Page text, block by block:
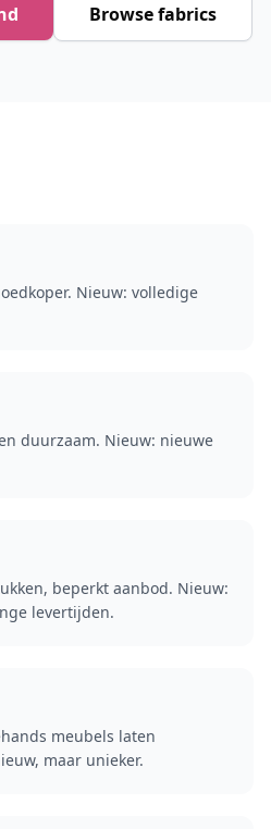
Browse fabrics
Nieuw: volledige
duurzaam. Nieuw: nieuwe
beperkt aanbod. Nieuw:
levertijden.
meubels laten
maar unieker.